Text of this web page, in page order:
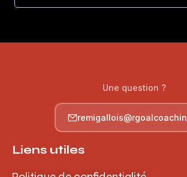
Une question ?
Liens utiles